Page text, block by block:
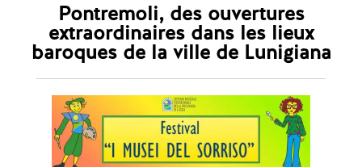
Pontremoli, des ouvertures
extraordinaires dans les lieux
baroques de la ville de Lunigiana